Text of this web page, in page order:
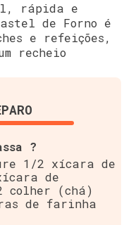
rápida e
de Forno é
e refeições,
recheio
?
1/2 xícara de
de
colher (chá)
de farinha